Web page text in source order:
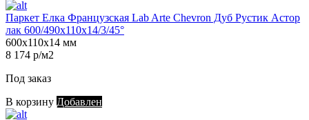
Паркет Елка Французская Lab Arte Chevron Дуб Рустик Астор
лак 600/490х110х14/3/45°
600х110х14 мм
8 174 р/м2
Под заказ
В корзину Добавлен